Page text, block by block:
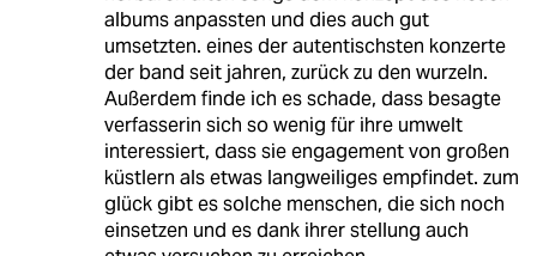
albums anpassten und dies auch gut
umsetzten. eines der autentischsten konzerte
der band seit jahren, zurück zu den wurzeln.
Außerdem finde ich es schade, dass besagte
verfasserin sich so wenig für ihre umwelt
interessiert, dass sie engagement von großen
küstlern als etwas langweiliges empfindet. zum
glück gibt es solche menschen, die sich noch
einsetzen und es dank ihrer stellung auch